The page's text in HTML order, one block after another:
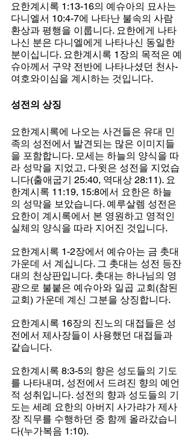
요한계시록 1:13-16의 예슈아의 묘사는
다니엘서 10:4-7에 나타난 불속의 사람
환상과 평행을 이룹니다. 요한에게 나타
나신 분은 다니엘에게 나타나신 동일한
분이십니다. 요한계시록 1장의 목적은 예
슈아께서 구약 전반에 나타나셨던 천사-
여호와이심을 계시하는 것입니다.
성전의 상징
요한계시록에 나오는 사건들은 유대 민
족의 성전에서 발견되는 많은 이미지들
을 포함합니다. 모세는 하늘의 양식을 따
라 성막을 지었고, 다윗은 성전을 지었습
니다(출애굽기 25:40, 역대상 28:11). 요
한계시록 11:19, 15:8에서 요한은 하늘
의 성막을 보았습니다. 예루살렘 성전은
요한이 계시록에서 본 영원하고 영적인
실체의 양식을 따라 지어진 것입니다.
요한계시록 1-2장에서 예슈아는 금 촛대
가운데 서 계십니다. 그 촛대는 성전 등잔
대의 천상판입니다. 촛대는 하나님의 영
광으로 불붙은 예슈아와 일곱 교회(참된
교회) 가운데 계신 그분을 상징합니다.
요한계시록 16장의 진노의 대접들은 성
전에서 제사장들이 사용했던 대접들과
같습니다.
요한계시록 8:3-5의 향은 성도들의 기도
를 나타내며, 성전에서 드려진 향의 예언
적 성취입니다. 성전의 향과 성도들의 기
도는 세례 요한의 아버지 사가랴가 제사
장 직무를 수행하던 중 함께 올라갔습니
다(누가복음 1:10).